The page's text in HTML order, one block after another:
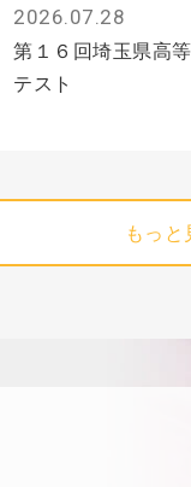
2026.07.28
第１６回埼玉県高
テスト
もっと